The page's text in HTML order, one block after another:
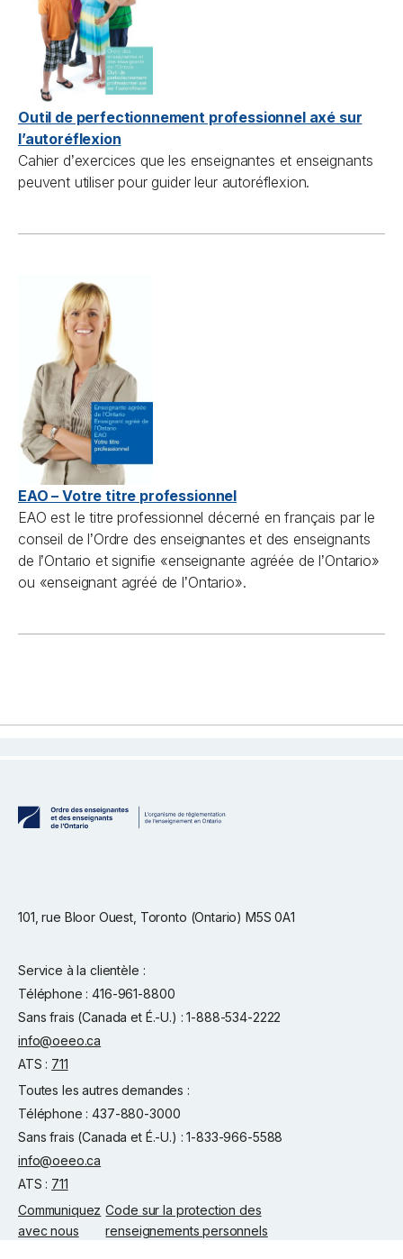
Outil de perfectionnement professionnel axé sur
l’autoréflexion
Cahier d’exercices que les enseignantes et enseignants
peuvent utiliser pour guider leur autoréflexion.
EAO – Votre titre professionnel
EAO est le titre professionnel décerné en français par le
conseil de l’Ordre des enseignantes et des enseignants
de l’Ontario et signifie «enseignante agréée de l’Ontario»
ou «enseignant agréé de l’Ontario».
101, rue Bloor Ouest, Toronto (Ontario) M5S 0A1
Service à la clientèle :
Téléphone : 416-961-8800
Sans frais (Canada et É.-U.) : 1-888-534-2222
info@oeeo.ca
ATS : 711
Toutes les autres demandes :
Téléphone : 437-880-3000
Sans frais (Canada et É.-U.) : 1-833-966-5588
info@oeeo.ca
ATS : 711
Communiquez
avec nous
Code sur la protection des
renseignements personnels